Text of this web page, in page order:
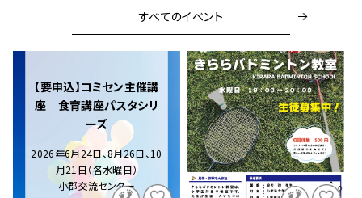
すべてのイベント
【要申込】コミセン主催講
座 食育講座パスタシリ
ーズ
2026年6月24日、8月26日、10
月21日（各水曜日）
小郡交流センター